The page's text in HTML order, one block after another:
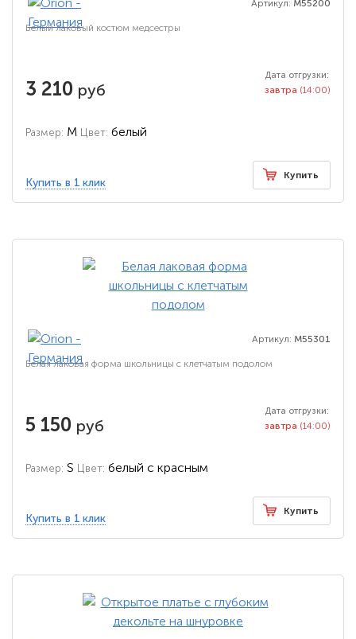
Артикул: M55200
Белый лаковый костюм медсестры
3 210 руб
Дата отгрузки:
завтра (14:00)
Размер: M Цвет: белый
Купить в 1 клик
Купить
Артикул: M55301
Белая лаковая форма школьницы с клетчатым подолом
5 150 руб
Дата отгрузки:
завтра (14:00)
Размер: S Цвет: белый с красным
Купить в 1 клик
Купить